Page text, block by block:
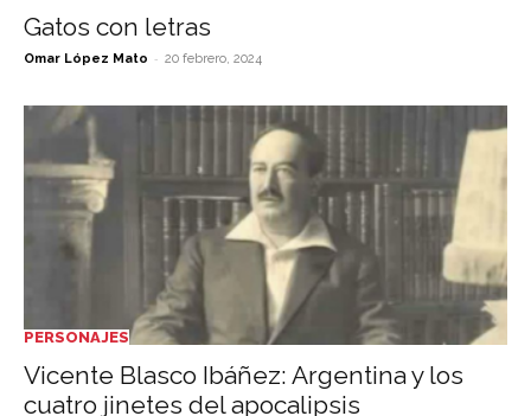
Gatos con letras
Omar López Mato - 20 febrero, 2024
PERSONAJES
Vicente Blasco Ibáñez: Argentina y los
cuatro jinetes del apocalipsis